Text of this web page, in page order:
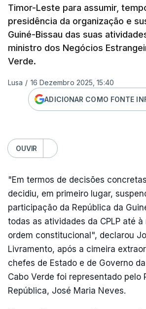
Timor-Leste para assumir,
presidência da organização e
Guiné-Bissau das suas
ministro dos Negócios
Verde.
Lusa / 16 Dezembro 2025, 15:40
ADICIONAR COMO FONTE
OUVIR
"Em termos de decisões
decidiu, em primeiro lugar,
participação da República da
todas as atividades da CPLP até à
ordem constitucional", declarou
Livramento, após a cimeira
chefes de Estado e de Governo da
Cabo Verde foi representado pelo
República, José Maria Neves.